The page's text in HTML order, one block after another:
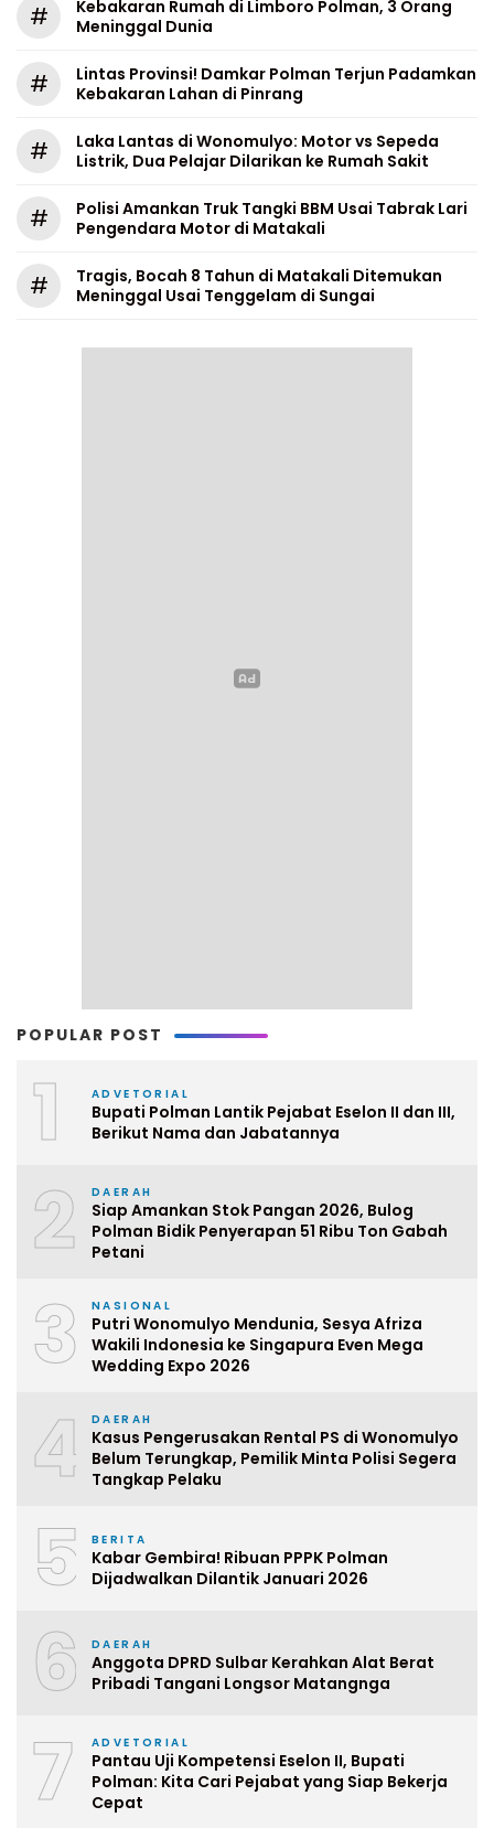
#
Kebakaran Rumah di Limboro Polman, 3 Orang
Meninggal Dunia
#
Lintas Provinsi! Damkar Polman Terjun Padamkan
Kebakaran Lahan di Pinrang
#
Laka Lantas di Wonomulyo: Motor vs Sepeda
Listrik, Dua Pelajar Dilarikan ke Rumah Sakit
#
Polisi Amankan Truk Tangki BBM Usai Tabrak Lari
Pengendara Motor di Matakali
#
Tragis, Bocah 8 Tahun di Matakali Ditemukan
Meninggal Usai Tenggelam di Sungai
POPULAR POST
1 ADVETORIAL
Bupati Polman Lantik Pejabat Eselon II dan III,
Berikut Nama dan Jabatannya
2 DAERAH
Siap Amankan Stok Pangan 2026, Bulog
Polman Bidik Penyerapan 51 Ribu Ton Gabah
Petani
3 NASIONAL
Putri Wonomulyo Mendunia, Sesya Afriza
Wakili Indonesia ke Singapura Even Mega
Wedding Expo 2026
4 DAERAH
Kasus Pengerusakan Rental PS di Wonomulyo
Belum Terungkap, Pemilik Minta Polisi Segera
Tangkap Pelaku
5 BERITA
Kabar Gembira! Ribuan PPPK Polman
Dijadwalkan Dilantik Januari 2026
6 DAERAH
Anggota DPRD Sulbar Kerahkan Alat Berat
Pribadi Tangani Longsor Matangnga
7 ADVETORIAL
Pantau Uji Kompetensi Eselon II, Bupati
Polman: Kita Cari Pejabat yang Siap Bekerja
Cepat